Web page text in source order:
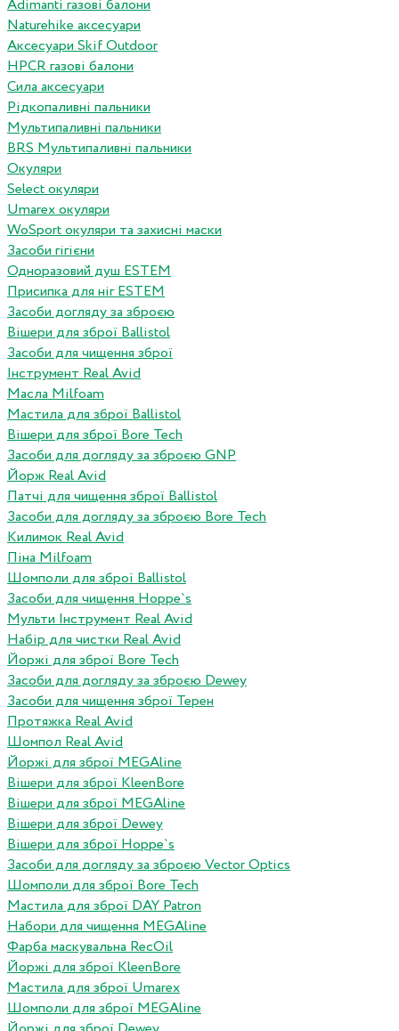
Adimanti газові балони
Naturehike аксесуари
Аксесуари Skif Outdoor
HPCR газові балони
Сила аксесуари
Рідкопаливні пальники
Мультипаливні пальники
BRS Мультипаливні пальники
Окуляри
Select окуляри
Umarex окуляри
WoSport окуляри та захисні маски
Засоби гігієни
Одноразовий душ ESTEM
Присипка для ніг ESTEM
Засоби догляду за зброєю
Вішери для зброї Ballistol
Засоби для чищення зброї
Інструмент Real Avid
Масла Milfoam
Мастила для зброї Ballistol
Вішери для зброї Bore Tech
Засоби для догляду за зброєю GNP
Йорж Real Avid
Патчі для чищення зброї Ballistol
Засоби для догляду за зброєю Bore Tech
Килимок Real Avid
Піна Milfoam
Шомполи для зброї Ballistol
Засоби для чищення Hoppe`s
Мульти Інструмент Real Avid
Набір для чистки Real Avid
Йоржі для зброї Bore Tech
Засоби для догляду за зброєю Dewey
Засоби для чищення зброї Терен
Протяжка Real Avid
Шомпол Real Avid
Йоржі для зброї MEGAline
Вішери для зброї KleenBore
Вішери для зброї MEGAline
Вішери для зброї Dewey
Вішери для зброї Hoppe`s
Засоби для догляду за зброєю Vector Optics
Шомполи для зброї Bore Tech
Мастила для зброї DAY Patron
Набори для чищення MEGAline
Фарба маскувальна RecOil
Йоржі для зброї KleenBore
Мастила для зброї Umarex
Шомполи для зброї MEGAline